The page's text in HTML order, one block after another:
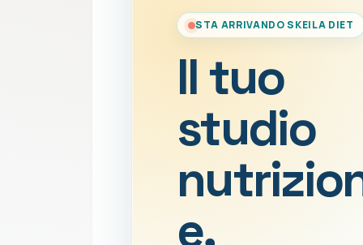
STA ARRIVANDO SKEILA DIET
Il tuo
studio
e,